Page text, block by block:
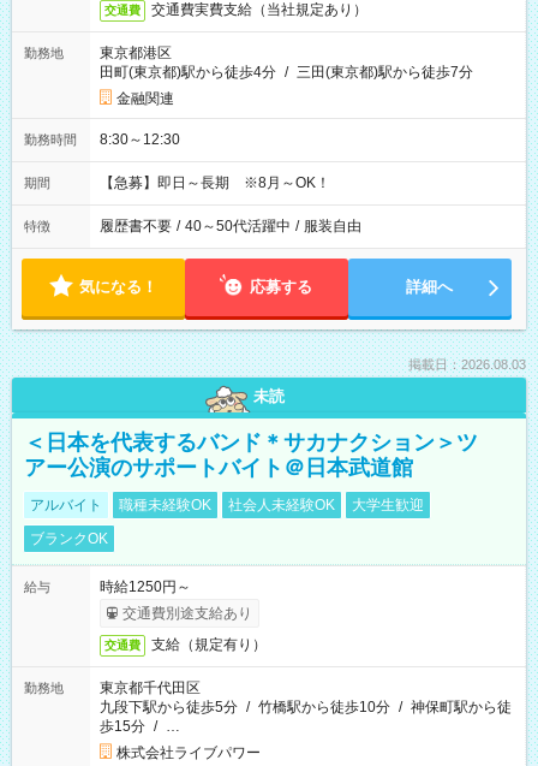
交通費 交通費実費支給（当社規定あり）
勤務地
東京都港区
田町(東京都)駅から徒歩4分 / 三田(東京都)駅から徒歩7分
金融関連
勤務時間 8:30～12:30
期間 【急募】即日～長期 ※8月～OK！
特徴 履歴書不要 / 40～50代活躍中 / 服装自由
気になる！ 応募する 詳細へ
掲載日：2026.08.03
未読
＜日本を代表するバンド＊サカナクション＞ツ
アー公演のサポートバイト＠日本武道館
アルバイト 職種未経験OK 社会人未経験OK
大学生歓迎
ブランクOK
給与
時給1250円～
交通費別途支給あり
交通費 支給（規定有り）
勤務地
東京都千代田区
九段下駅から徒歩5分 / 竹橋駅から徒歩10分 / 神保町駅から徒
歩15分 / …
株式会社ライブパワー